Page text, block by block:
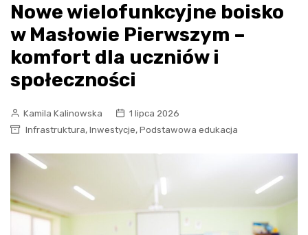
Nowe wielofunkcyjne boisko
w Masłowie Pierwszym –
komfort dla uczniów i
społeczności
Kamila Kalinowska
1 lipca 2026
Infrastruktura, Inwestycje, Podstawowa edukacja